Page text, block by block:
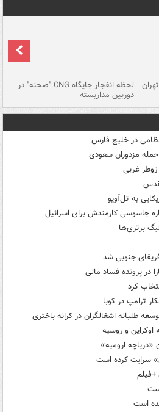
لحظه انفجار جایگاه CNG "صحنه" در
دوربین مداربسته
در خلیج فارس
به تل‌آویو
جاسوسی کارمندش برای اسرائیل
برتری‌ها
جنوبی شد
در پرونده فساد مالی
کرد
ترامپ در کوبا
طلبانه اشغالگران در کرانه باختری
و روسیه
«دریاچه ارومیه»
سرایت کرده است
+فیلم
است